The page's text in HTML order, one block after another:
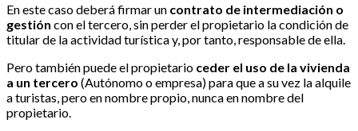
En este caso deberá firmar un contrato de intermediación o
gestión con el tercero, sin perder el propietario la condición de
titular de la actividad turística y, por tanto, responsable de ella.
Pero también puede el propietario ceder el uso de la vivienda
a un tercero (Autónomo o empresa) para que a su vez la alquile
a turistas, pero en nombre propio, nunca en nombre del
propietario.